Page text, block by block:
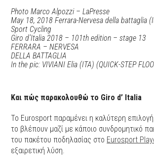
Photo Marco Alpozzi – LaPresse
May 18, 2018 Ferrara-Nervesa della battaglia
Sport Cycling
Giro d’Italia 2018 – 101th edition – stage 13
FERRARA – NERVESA
DELLA BATTAGLIA
In the pic: VIVIANI Elia (ITA) (QUICK-STEP
Και πώς παρακολουθώ το Giro d’ Italia
Το Eurosport παραμένει η καλύτερη
το βλέπουν μαζί με κάποιο συνδρομητικό
του πακέτου ποδηλασίας στο Eurosport
εξαιρετική λύση.